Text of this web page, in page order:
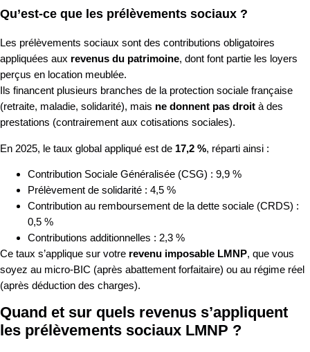
Qu’est-ce que les prélèvements sociaux ?
Les prélèvements sociaux sont des contributions obligatoires
appliquées aux revenus du patrimoine, dont font partie les loyers
perçus en location meublée.
Ils financent plusieurs branches de la protection sociale française
(retraite, maladie, solidarité), mais ne donnent pas droit à des
prestations (contrairement aux cotisations sociales).
En 2025, le taux global appliqué est de 17,2 %, réparti ainsi :
Contribution Sociale Généralisée (CSG) : 9,9 %
Prélèvement de solidarité : 4,5 %
Contribution au remboursement de la dette sociale (CRDS) :
0,5 %
Contributions additionnelles : 2,3 %
Ce taux s’applique sur votre revenu imposable LMNP, que vous
soyez au micro-BIC (après abattement forfaitaire) ou au régime réel
(après déduction des charges).
Quand et sur quels revenus s’appliquent
les prélèvements sociaux LMNP ?